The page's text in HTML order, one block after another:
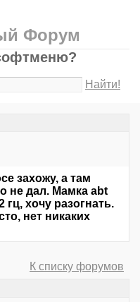
Форум
Найти!
захожу, а там
не дал. Мамка abt
хочу разогнать.
нет никаких
К списку форумов